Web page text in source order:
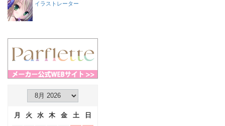
イラストレーター
月 火 水 木 金 土
日